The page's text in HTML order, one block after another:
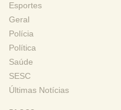
Esportes
Geral
Polícia
Política
Saúde
SESC
Últimas Notícias